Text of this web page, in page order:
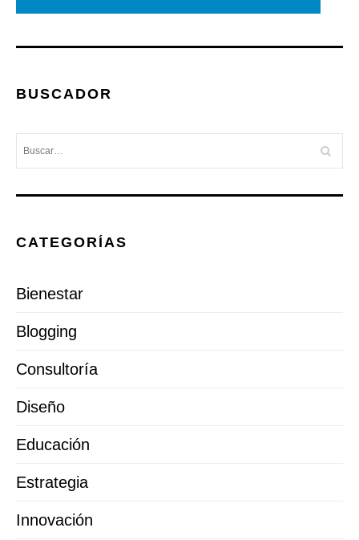
BUSCADOR
CATEGORÍAS
Bienestar
Blogging
Consultoría
Diseño
Educación
Estrategia
Innovación